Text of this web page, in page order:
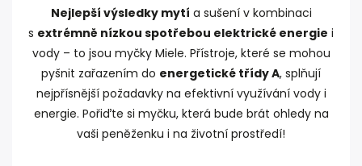
Nejlepší výsledky mytí a sušení v kombinaci
s extrémně nízkou spotřebou elektrické energie i
vody – to jsou myčky Miele. Přístroje, které se mohou
pyšnit zařazením do energetické třídy A, splňují
nejpřísnější požadavky na efektivní využívání vody i
energie. Pořiďte si myčku, která bude brát ohledy na
vaši peněženku i na životní prostředí!